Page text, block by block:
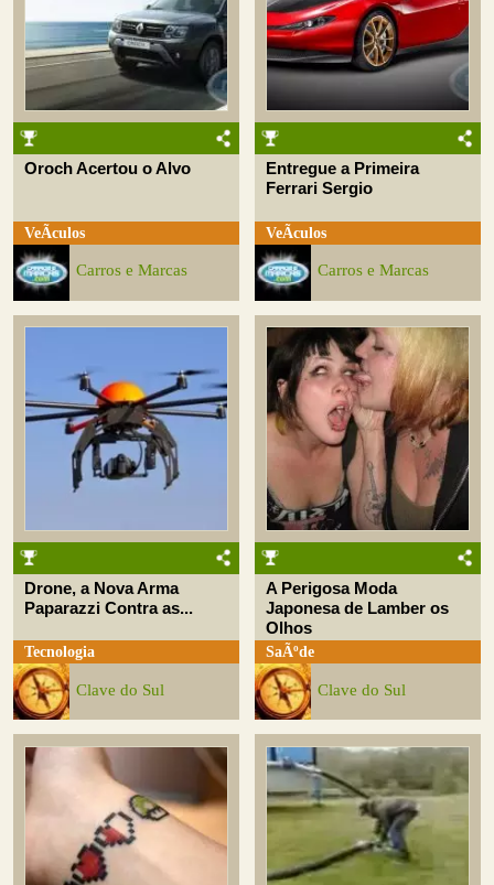
Oroch Acertou o Alvo
VeÃ­culos
Carros e Marcas
Entregue a Primeira
Ferrari Sergio
VeÃ­culos
Carros e Marcas
Drone, a Nova Arma
Paparazzi Contra as...
Tecnologia
Clave do Sul
A Perigosa Moda
Japonesa de Lamber os
Olhos
SaÃºde
Clave do Sul